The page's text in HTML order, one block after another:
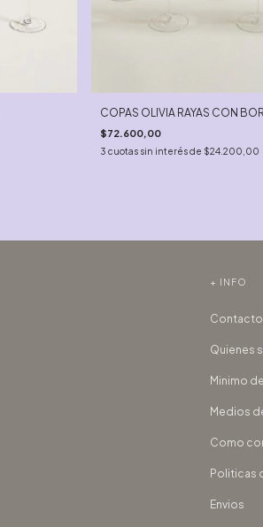
COPAS OLIVIA RAYAS CON
$72.600,00
3 cuotas sin interés de $24.200,00
+ INFO
Contacto
Quienes
Minimo
Medios
Como
Politicas
Envios